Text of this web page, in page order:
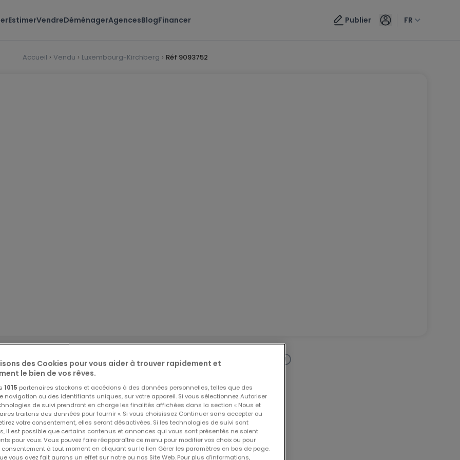
EstimerVendreDéménagerAgencesBlogFinancer Publier FR
Accueil Vendu Luxembourg-Kirchberg Réf 9093752
des Cookies pour vous aider à trouver rapidement et
le bien de vos rêves.
1015 partenaires stockons et accédons à des données personnelles, telles que des
navigation ou des identifiants uniques, sur votre appareil. Si vous sélectionnez Autoriser
de suivi prendront en charge les finalités affichées dans la section « Nous et
traitons des données pour fournir ». Si vous choisissez Continuer sans accepter ou
votre consentement, elles seront désactivées. Si les technologies de suivi sont
il est possible que certains contenus et annonces qui vous sont présentés ne soient
pour vous. Vous pouvez faire réapparaître ce menu pour modifier vos choix ou pour
consentement à tout moment en cliquant sur le lien Gérer les paramètres en bas de page.
vous avez fait aurons un effet sur notre ou nos Site Web. Pour plus d’informations,